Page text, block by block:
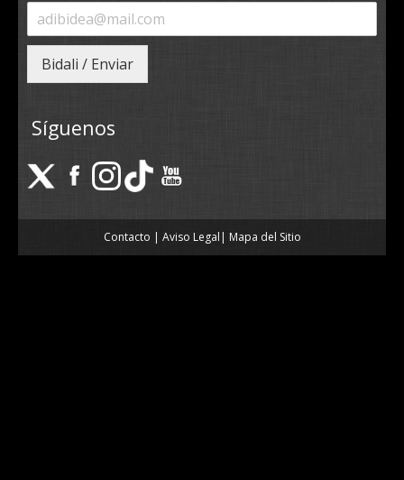
Bidali / Enviar
Síguenos
Contacto | Aviso Legal| Mapa del Sitio